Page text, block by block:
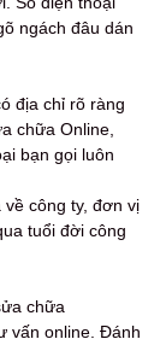
ngách đâu dán
địa chỉ rõ ràng
chữa Online,
bạn gọi luôn
công ty, đơn vị
tuổi đời công
chữa
vấn online. Đánh